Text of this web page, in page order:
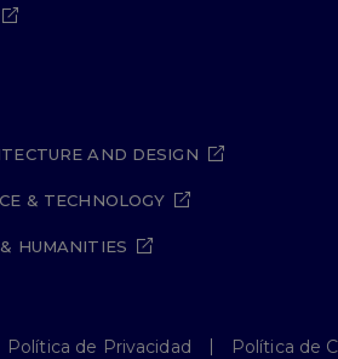
AND DESIGN
& TECHNOLOGY
HUMANITIES
Política de Privacidad
Política de